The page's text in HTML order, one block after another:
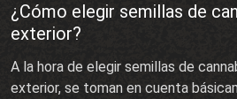
¿Cómo elegir semillas de
exterior?
A la hora de elegir semillas de
exterior, se toman en cuenta